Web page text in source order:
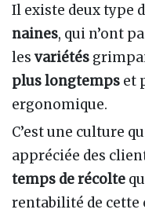
Il existe deux type
naines, qui n’ont
les variétés
plus longtemps et
ergonomique.
C’est une culture
appréciée des
temps de récolte
rentabilité de cette